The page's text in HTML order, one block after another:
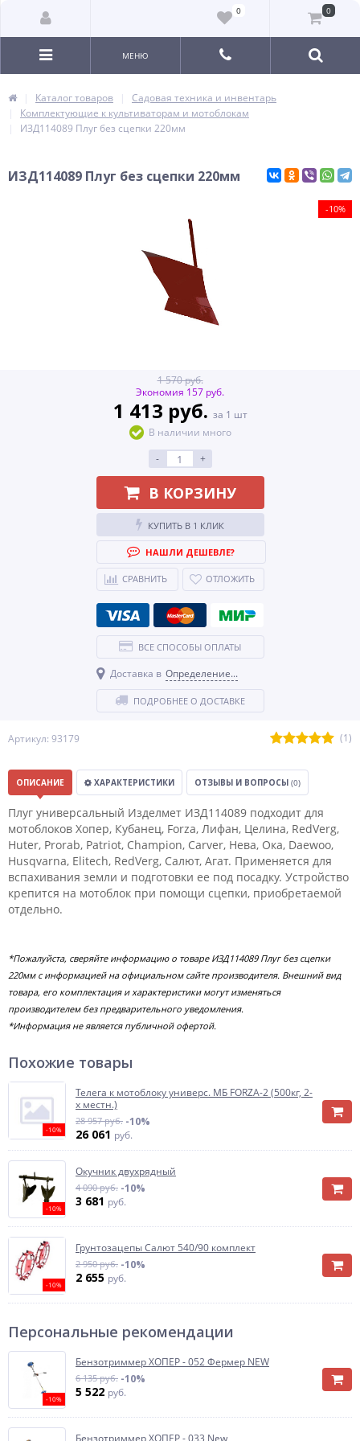
0 0
МЕНЮ
Каталог товаров
Садовая техника и инвентарь
Комплектующие к культиваторам и мотоблокам
ИЗД114089 Плуг без сцепки 220мм
ИЗД114089 Плуг без сцепки 220мм
-10%
Артикул: 93179 (1)
1 570 руб.
Экономия 157 руб.
1 413 руб. за 1 шт
В наличии много
-
+
В КОРЗИНУ
КУПИТЬ В 1 КЛИК
НАШЛИ ДЕШЕВЛЕ?
СРАВНИТЬ ОТЛОЖИТЬ
ВСЕ СПОСОБЫ ОПЛАТЫ
Доставка в Определение...
ПОДРОБНЕЕ О ДОСТАВКЕ
ОПИСАНИЕ ХАРАКТЕРИСТИКИ ОТЗЫВЫ И ВОПРОСЫ (0)
Плуг универсальный Изделмет ИЗД114089 подходит для
мотоблоков Хопер, Кубанец, Forza, Лифан, Целина, RedVerg,
Huter, Prorab, Patriot, Champion, Carver, Нева, Ока, Daewoo,
Husqvarna, Elitech, RedVerg, Салют, Агат. Применяется для
вспахивания земли и подготовки ее под посадку. Устройство
крепится на мотоблок при помощи сцепки, приобретаемой
отдельно.
*Пожалуйста, сверяйте информацию о товаре ИЗД114089 Плуг без сцепки
220мм с информацией на официальном сайте производителя. Внешний вид
товара, его комплектация и характеристики могут изменяться
производителем без предварительного уведомления.
*Информация не является публичной офертой.
Похожие товары
-10%
Телега к мотоблоку универс. МБ FORZA-2 (500кг, 2-
х местн.)
28 957 руб. -10%
26 061 руб.
-10%
Окучник двухрядный
4 090 руб. -10%
3 681 руб.
-10%
Грунтозацепы Салют 540/90 комплект
2 950 руб. -10%
2 655 руб.
Персональные рекомендации
-10%
Бензотриммер ХОПЕР - 052 Фермер NEW
6 135 руб. -10%
5 522 руб.
Бензотриммер ХОПЕР - 033 New